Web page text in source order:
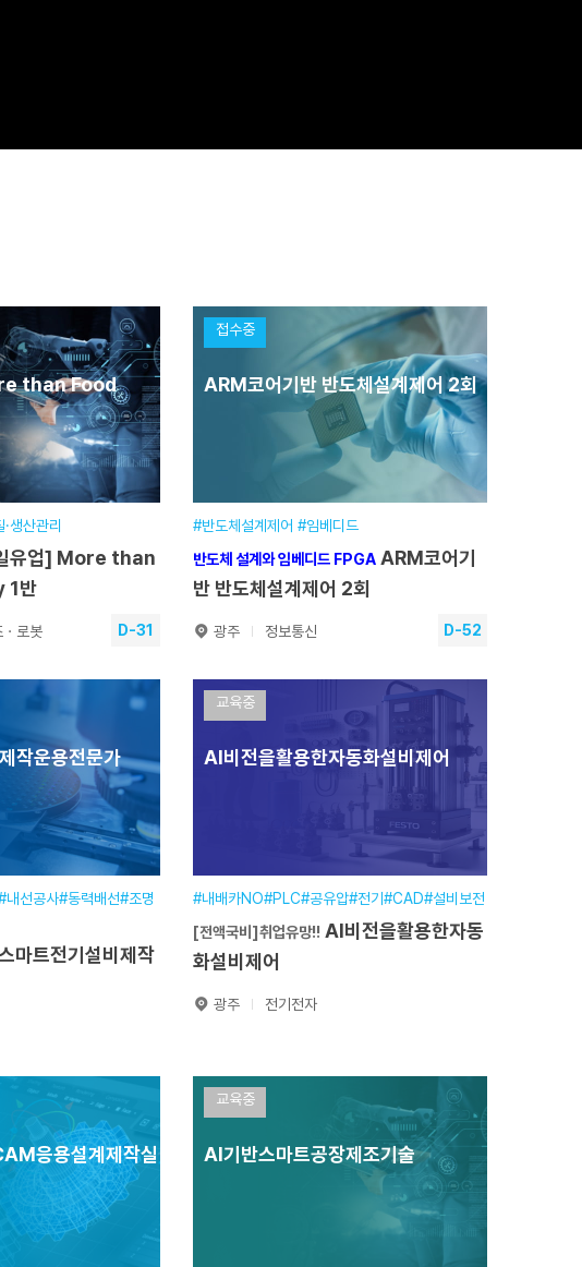
than Food
생산관리
1반
ㆍ로봇 D-31
1반
2026.09.08~2026.12.22
시간(4개월)
장비분야
2026.07.15~2026.08.25
접수
접수중
ARM코어기반 반도체설계제어 2회
#반도체설계제어 #임베디드
반도체 설계와 임베디드 FPGA
반 반도체설계제어 2회
광주 정보통신 D-52
반도체 설계와 임베디드 FPGAARM코
어기반 반도체설계제어 2회
훈련기간
2026.09.29~2027.04.02
900시간(7개월)
정보·통신분야
접수기간
2026.07.21~2026.09.24
작운용전문가
선공사#동력배선#조명
스마트전기설비
시간(6개월)
교육중
AI비전을활용한자동화설비제어
#내배카NO#PLC#공유압#전기#CAD#설비보전
[전액국비]취업유망!!
화설비제어
광주 전기전자
자동화설비제어
2026.06.01~2026.12.11
교육일정
900시간(7개월)
기계·장비분야
응용설계제작실
교육중
AI기반스마트공장제조기술